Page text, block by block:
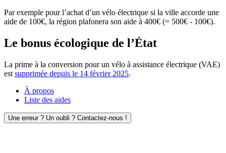
Par exemple pour l’achat d’un vélo électrique si la ville accorde une
aide de 100€, la région plafonera son aide à 400€ (= 500€ - 100€).
Le bonus écologique de l’État
La prime à la conversion pour un vélo à assistance électrique (VAE)
est supprimée depuis le 14 février 2025.
À propos
Liste des aides
Une erreur ? Un oubli ? Contactez-nous !